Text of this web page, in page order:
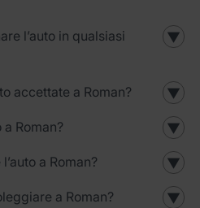
l’auto in qualsiasi
▼
accettate a Roman? ▼
Roman? ▼
a Roman? ▼
a Roman? ▼